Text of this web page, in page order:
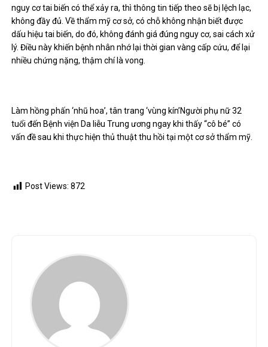
nguy cơ tai biến có thể xảy ra, thì thông tin tiếp theo sẽ bị lệch lạc,
không đầy đủ. Về thẩm mỹ cơ sở, có chỗ không nhận biết được
dấu hiệu tai biến, do đó, không đánh giá đúng nguy cơ, sai cách xử
lý. Điều này khiến bệnh nhân nhớ lại thời gian vàng cấp cứu, để lại
nhiều chứng nặng, thậm chí là vong.
Làm hồng phấn ‘nhũ hoa’, tân trang ‘vùng kín’Người phụ nữ 32
tuổi đến Bệnh viện Da liễu Trung ương ngay khi thấy “cô bé” có
vấn đề sau khi thực hiện thủ thuật thu hồi tại một cơ sở thẩm mỹ.
Post Views: 872